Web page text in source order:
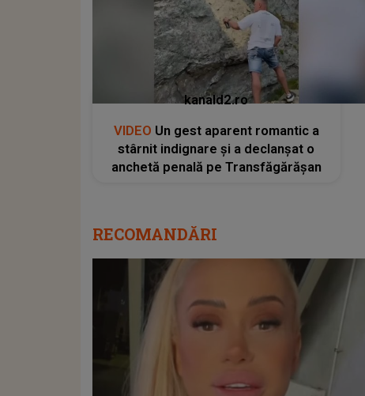
kanald2.ro
VIDEO Un gest aparent romantic a
stârnit indignare și a declanșat o
anchetă penală pe Transfăgărășan
RECOMANDĂRI